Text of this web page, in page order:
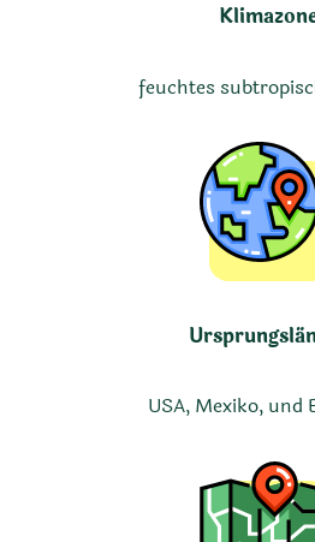
feuchtes
USA, Mexiko, und